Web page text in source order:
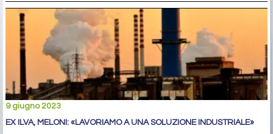
9 giugno 2023
EX ILVA, MELONI: «LAVORIAMO A UNA SOLUZIONE INDUSTRIALE»